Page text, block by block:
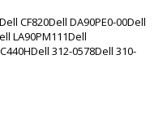
CF820Dell DA90PE0-00Dell
LA90PM111Dell
312-0578Dell 310-